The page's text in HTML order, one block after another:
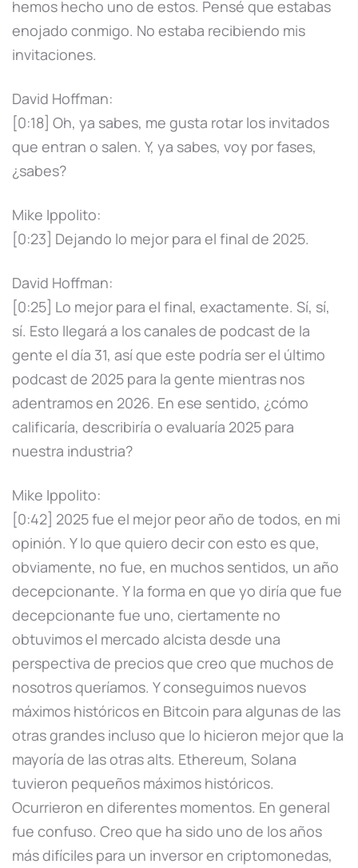
hemos hecho uno de estos. Pensé que estabas
enojado conmigo. No estaba recibiendo mis
invitaciones.
David Hoffman:
[0:18] Oh, ya sabes, me gusta rotar los invitados
que entran o salen. Y, ya sabes, voy por fases,
¿sabes?
Mike Ippolito:
[0:23] Dejando lo mejor para el final de 2025.
David Hoffman:
[0:25] Lo mejor para el final, exactamente. Sí, sí,
sí. Esto llegará a los canales de podcast de la
gente el día 31, así que este podría ser el último
podcast de 2025 para la gente mientras nos
adentramos en 2026. En ese sentido, ¿cómo
calificaría, describiría o evaluaría 2025 para
nuestra industria?
Mike Ippolito:
[0:42] 2025 fue el mejor peor año de todos, en mi
opinión. Y lo que quiero decir con esto es que,
obviamente, no fue, en muchos sentidos, un año
decepcionante. Y la forma en que yo diría que fue
decepcionante fue uno, ciertamente no
obtuvimos el mercado alcista desde una
perspectiva de precios que creo que muchos de
nosotros queríamos. Y conseguimos nuevos
máximos históricos en Bitcoin para algunas de las
otras grandes incluso que lo hicieron mejor que la
mayoría de las otras alts. Ethereum, Solana
tuvieron pequeños máximos históricos.
Ocurrieron en diferentes momentos. En general
fue confuso. Creo que ha sido uno de los años
más difíciles para un inversor en criptomonedas,